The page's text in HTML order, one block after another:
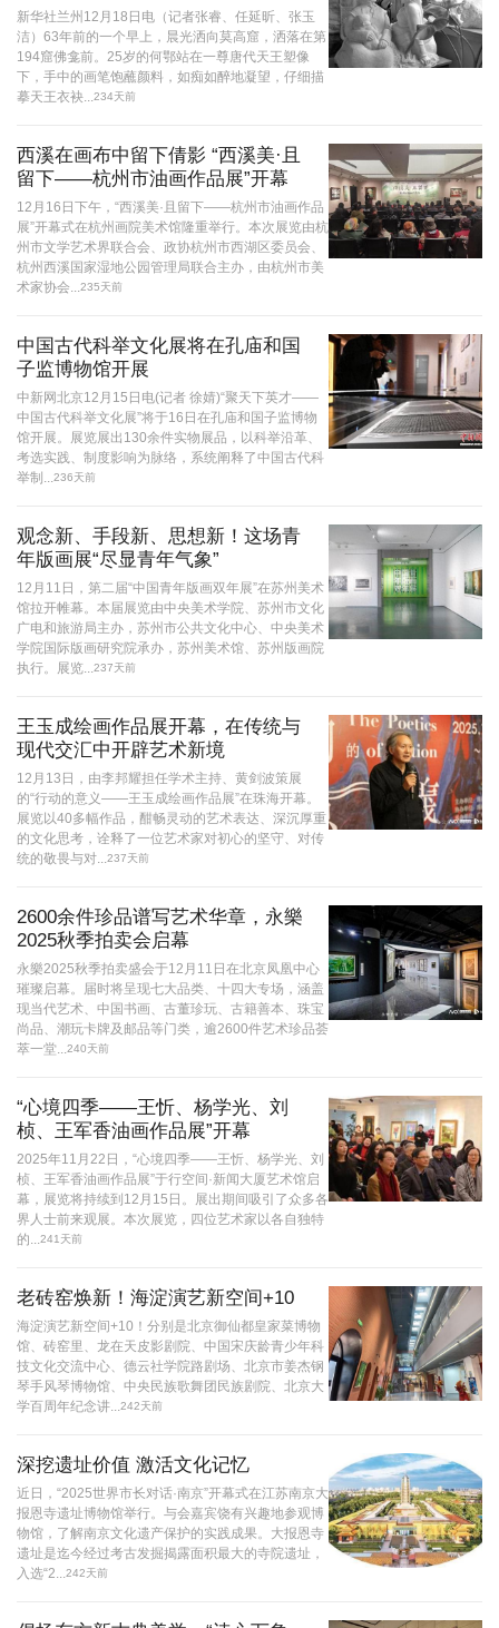
新华社兰州12月18日电（记者张睿、任延昕、张玉
洁）63年前的一个早上，晨光洒向莫高窟，洒落在第
194窟佛龛前。25岁的何鄂站在一尊唐代天王塑像
下，手中的画笔饱蘸颜料，如痴如醉地凝望，仔细描
摹天王衣袂...
234天前
西溪在画布中留下倩影 “西溪美·且
留下——杭州市油画作品展”开幕
12月16日下午，“西溪美·且留下——杭州市油画作品
展”开幕式在杭州画院美术馆隆重举行。本次展览由杭
州市文学艺术界联合会、政协杭州市西湖区委员会、
杭州西溪国家湿地公园管理局联合主办，由杭州市美
术家协会...
235天前
中国古代科举文化展将在孔庙和国
子监博物馆开展
中新网北京12月15日电(记者 徐婧)“聚天下英才——
中国古代科举文化展”将于16日在孔庙和国子监博物
馆开展。展览展出130余件实物展品，以科举沿革、
考选实践、制度影响为脉络，系统阐释了中国古代科
举制...
236天前
观念新、手段新、思想新！这场青
年版画展“尽显青年气象”
12月11日，第二届“中国青年版画双年展”在苏州美术
馆拉开帷幕。本届展览由中央美术学院、苏州市文化
广电和旅游局主办，苏州市公共文化中心、中央美术
学院国际版画研究院承办，苏州美术馆、苏州版画院
执行。展览...
237天前
王玉成绘画作品展开幕，在传统与
现代交汇中开辟艺术新境
12月13日，由李邦耀担任学术主持、黄剑波策展
的“行动的意义——王玉成绘画作品展”在珠海开幕。
展览以40多幅作品，酣畅灵动的艺术表达、深沉厚重
的文化思考，诠释了一位艺术家对初心的坚守、对传
统的敬畏与对...
237天前
2600余件珍品谱写艺术华章，永樂
2025秋季拍卖会启幕
永樂2025秋季拍卖盛会于12月11日在北京凤凰中心
璀璨启幕。届时将呈现七大品类、十四大专场，涵盖
现当代艺术、中国书画、古董珍玩、古籍善本、珠宝
尚品、潮玩卡牌及邮品等门类，逾2600件艺术珍品荟
萃一堂...
240天前
“心境四季——王忻、杨学光、刘
桢、王军香油画作品展”开幕
2025年11月22日，“心境四季——王忻、杨学光、刘
桢、王军香油画作品展”于行空间·新闻大厦艺术馆启
幕，展览将持续到12月15日。展出期间吸引了众多各
界人士前来观展。本次展览，四位艺术家以各自独特
的...
241天前
老砖窑焕新！海淀演艺新空间+10
海淀演艺新空间+10！分别是北京御仙都皇家菜博物
馆、砖窑里、龙在天皮影剧院、中国宋庆龄青少年科
技文化交流中心、德云社学院路剧场、北京市姜杰钢
琴手风琴博物馆、中央民族歌舞团民族剧院、北京大
学百周年纪念讲...
242天前
深挖遗址价值 激活文化记忆
近日，“2025世界市长对话·南京”开幕式在江苏南京大
报恩寺遗址博物馆举行。与会嘉宾饶有兴趣地参观博
物馆，了解南京文化遗产保护的实践成果。大报恩寺
遗址是迄今经过考古发掘揭露面积最大的寺院遗址，
入选“2...
242天前